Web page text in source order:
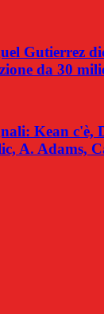
Gutierrez
da 30
Kean c'è,
A. Adams,